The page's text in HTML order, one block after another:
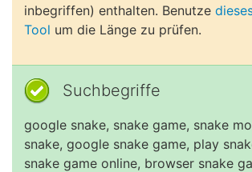
inbegriffen) enthalten. Benutze
Tool um die Länge zu prüfen.
Suchbegriffe
google snake, snake game, snake
snake, google snake game, play
snake game online, browser snake